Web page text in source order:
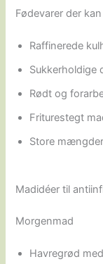
Fødevarer der
Raffinerede
Sukkerholdige
Rødt og
Friturestegt
Store
Madidéer til
Morgenmad
Havregrød